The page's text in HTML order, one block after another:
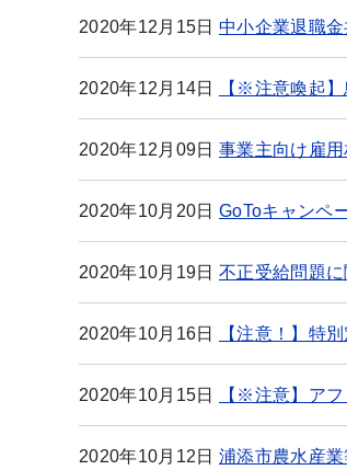
2020年12月15日 中小企業退職
2020年12月14日 【※注意喚起
2020年12月09日 事業主向け雇
2020年10月20日 GoToキャンペ
2020年10月19日 不正受給問題
2020年10月16日 【注意！】特
2020年10月15日 【※注意】ア
2020年10月12日 浦添市農水産